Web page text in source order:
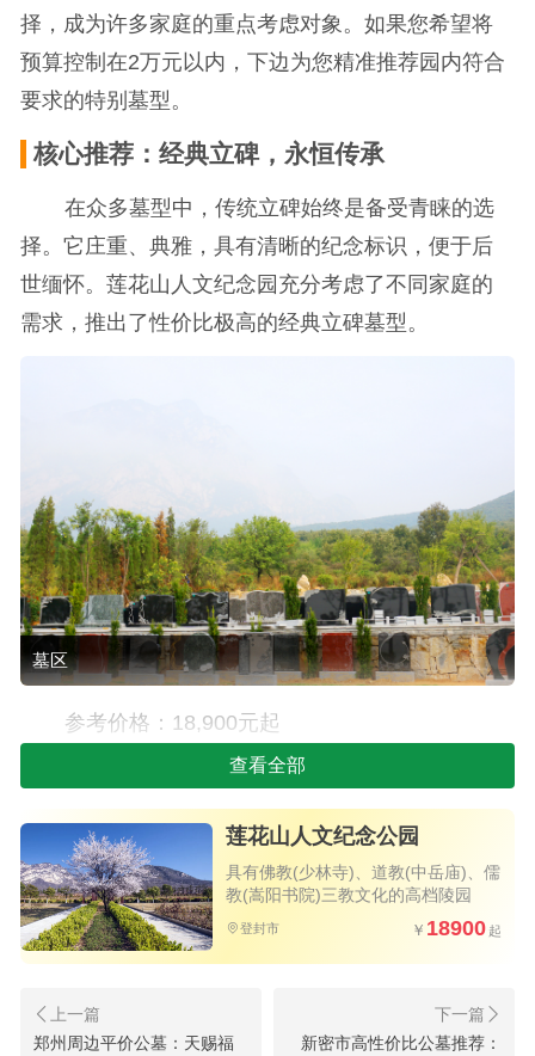
择，成为许多家庭的重点考虑对象。如果您希望将
预算控制在2万元以内，下边为您精准推荐园内符合
要求的特别墓型。
核心推荐：经典立碑，永恒传承
在众多墓型中，传统立碑始终是备受青睐的选
择。它庄重、典雅，具有清晰的纪念标识，便于后
世缅怀。莲花山人文纪念园充分考虑了不同家庭的
需求，推出了性价比极高的经典立碑墓型。
墓区
参考价格：18,900元起
设计简约大方：此款立碑设计秉承简约而不失
庄重的理念，碑体线条流畅，色泽温润，与园区的
人文环境相得益彰。
工艺精湛耐用：选用优质石材，雕刻工艺精
恒的思念。
查看全部
莲花山人文纪念公园
具有佛教(少林寺)、道教(中岳庙)、儒
教(嵩阳书院)三教文化的高档陵园
登封市 18900
郑州周边平价公墓：天赐福
新密市高性价比公墓推荐：